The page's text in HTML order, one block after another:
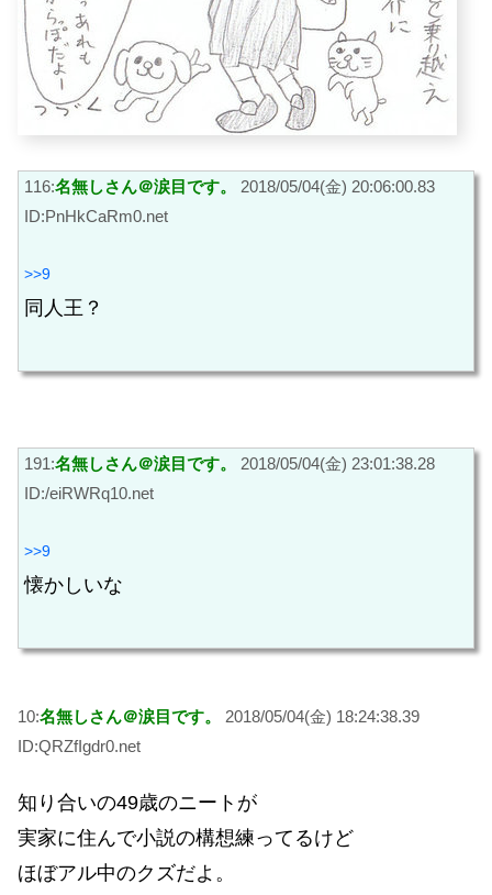
116:名無しさん＠涙目です。
2018/05/04(金) 20:06:00.83
ID:PnHkCaRm0.net
>>9
同人王？
191:名無しさん＠涙目です。
2018/05/04(金) 23:01:38.28
ID:/eiRWRq10.net
>>9
懐かしいな
10:名無しさん＠涙目です。
2018/05/04(金) 18:24:38.39
ID:QRZfIgdr0.net
知り合いの49歳のニートが
実家に住んで小説の構想練ってるけど
ほぼアル中のクズだよ。